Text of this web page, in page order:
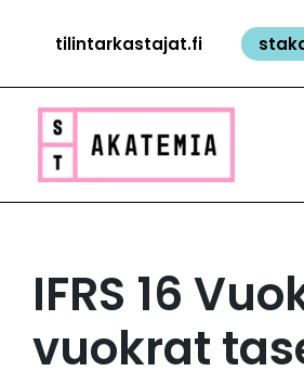
sisältööntilintarkastajat.fi
IFRS 16
vuokrat